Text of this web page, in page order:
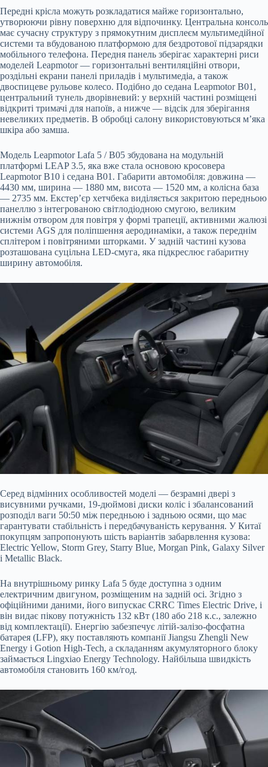
Передні крісла можуть розкладатися майже горизонтально,
утворюючи рівну поверхню для відпочинку. Центральна консоль
має сучасну структуру з прямокутним дисплеєм мультимедійної
системи та вбудованою платформою для бездротової підзарядки
мобільного телефона. Передня панель зберігає характерні риси
моделей Leapmotor — горизонтальні вентиляційні отвори,
роздільні екрани панелі приладів і мультимедіа, а також
двоспицеве рульове колесо. Подібно до седана Leapmotor B01,
центральний тунель дворівневий: у верхній частині розміщені
відкриті тримачі для напоїв, а нижче — відсік для зберігання
невеликих предметів. В обробці салону використовуються м’яка
шкіра або замша.
Модель Leapmotor Lafa 5 / B05 збудована на модульній
платформі LEAP 3.5, яка вже стала основою кросовера
Leapmotor B10 і седана B01. Габарити автомобіля: довжина —
4430 мм, ширина — 1880 мм, висота — 1520 мм, а колісна база
— 2735 мм. Екстер’єр хетчбека виділяється закритою передньою
панеллю з інтегрованою світлодіодною смугою, великим
нижнім отвором для повітря у формі трапеції, активними жалюзі
системи AGS для поліпшення аеродинаміки, а також переднім
сплітером і повітряними шторками. У задній частині кузова
розташована суцільна LED-смуга, яка підкреслює габаритну
ширину автомобіля.
Серед відмінних особливостей моделі — безрамні двері з
висувними ручками, 19-дюймові диски коліс і збалансований
розподіл ваги 50:50 між передньою і задньою осями, що має
гарантувати стабільність і передбачуваність керування. У Китаї
покупцям запропонують шість варіантів забарвлення кузова:
Electric Yellow, Storm Grey, Starry Blue, Morgan Pink, Galaxy Silver
і Metallic Black.
На внутрішньому ринку Lafa 5 буде доступна з одним
електричним двигуном, розміщеним на задній осі. Згідно з
офіційними даними, його випускає CRRC Times Electric Drive, і
він видає пікову потужність 132 кВт (180 або 218 к.с., залежно
від комплектації). Енергію забезпечує літій-залізо-фосфатна
батарея (LFP), яку поставляють компанії Jiangsu Zhengli New
Energy і Gotion High-Tech, а складанням акумуляторного блоку
займається Lingxiao Energy Technology. Найбільша швидкість
автомобіля становить 160 км/год.